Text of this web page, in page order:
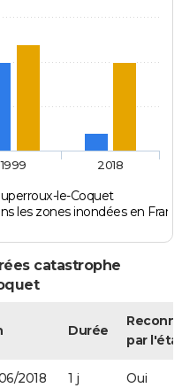
le-Coquet
les zones inondées en
1999 2018
catastrophe
Durée
par
2018 1 j Oui